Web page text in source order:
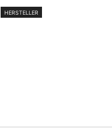
HERSTELLER